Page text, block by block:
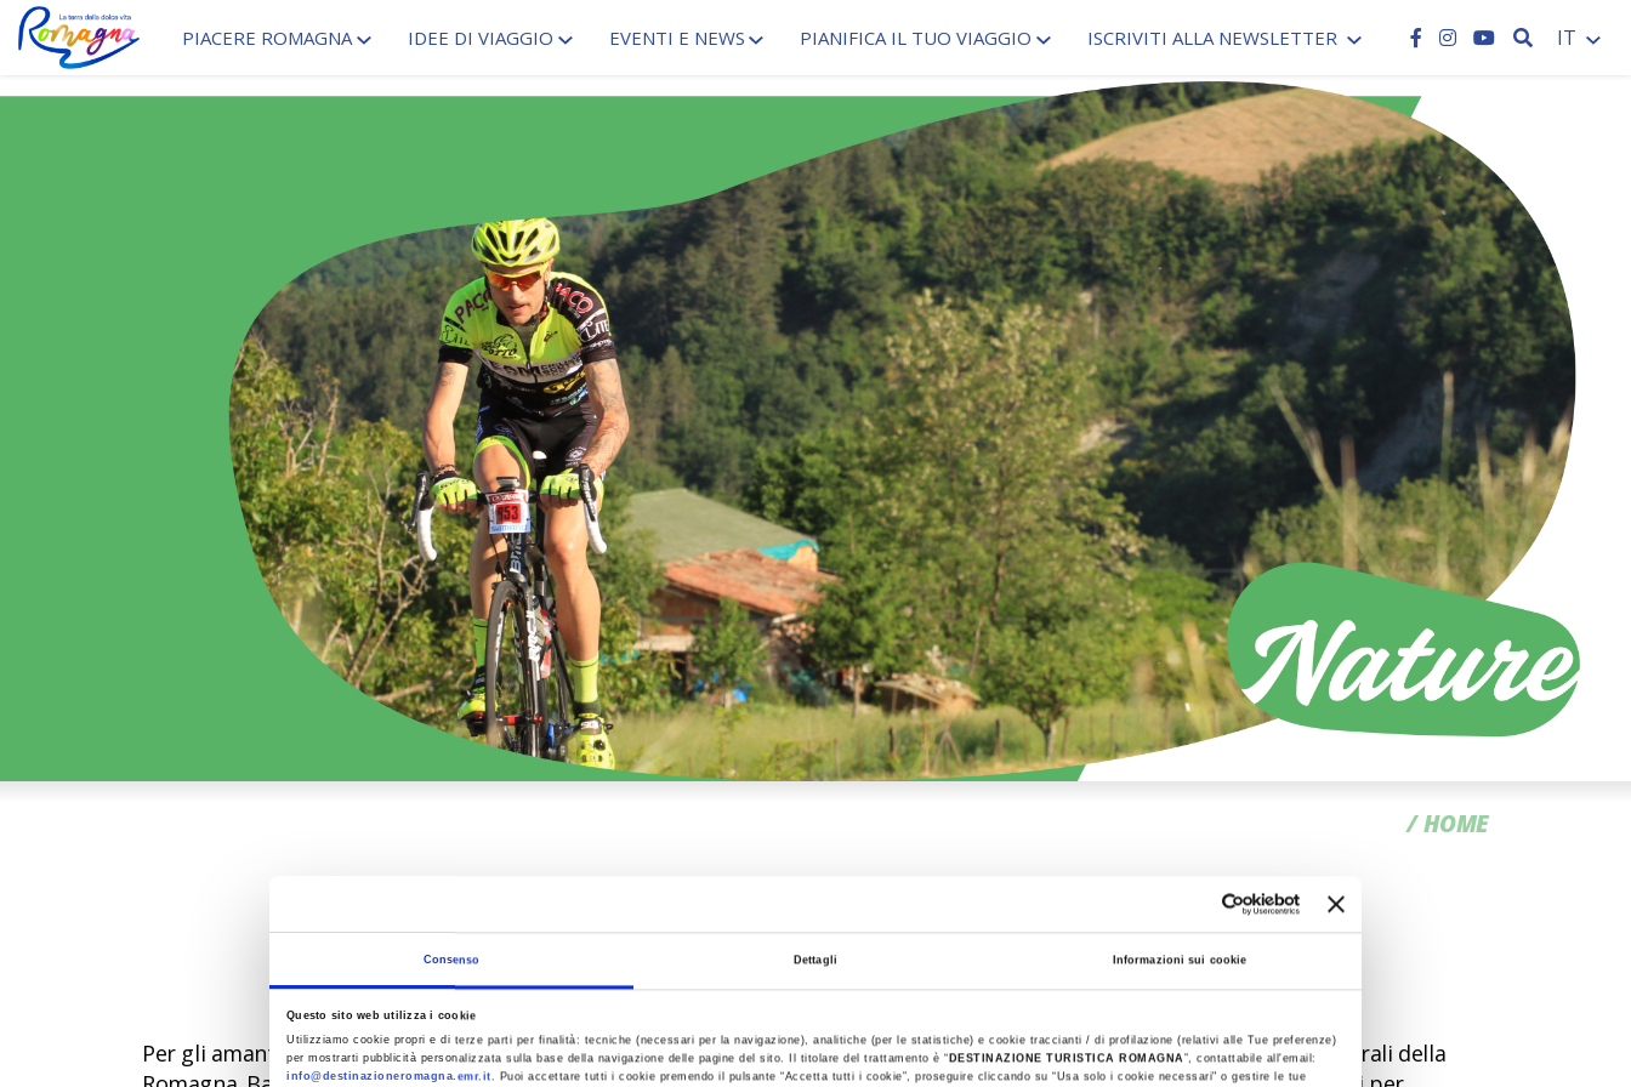
Consenso Dettagli Informazioni sui cookie
Questo sito web utilizza i cookie
Utilizziamo cookie propri e di terze parti per finalità: tecniche (necessari per la navigazione), analitiche (per le statistiche) e cookie traccianti / di profilazione (relativi alle Tue preferenze)
per mostrarti pubblicità personalizzata sulla base della navigazione delle pagine del sito. Il titolare del trattamento è “DESTINAZIONE TURISTICA ROMAGNA ”, contattabile all'email:
info@destinazioneromagna.emr.it. Puoi accettare tutti i cookie premendo il pulsante “Accetta tutti i cookie”, proseguire cliccando su “Usa solo i cookie necessari" o gestire le tue
PIACERE ROMAGNA IDEE DI VIAGGIO EVENTI E NEWS PIANIFICA IL TUO VIAGGIO ISCRIVITI ALLA NEWSLETTER CERCA
IT
HOME
Le Ciclovie in Romagna
In bicicletta alla scoperta delle bellezze naturalistiche, ambientali, storiche e architettoniche della Romagna
Per gli amanti delle due ruote e dello sport all’aria aperta diversi percorsi ciclabili all’interno dei parchi e delle riserve naturali della